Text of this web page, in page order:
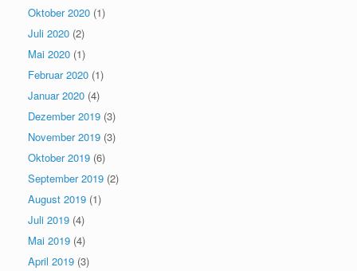
Oktober 2020 (1)
Juli 2020 (2)
Mai 2020 (1)
Februar 2020 (1)
Januar 2020 (4)
Dezember 2019 (3)
November 2019 (3)
Oktober 2019 (6)
September 2019 (2)
August 2019 (1)
Juli 2019 (4)
Mai 2019 (4)
April 2019 (3)